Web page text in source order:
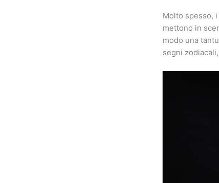
Molto spesso,
mettono in
modo una
segni